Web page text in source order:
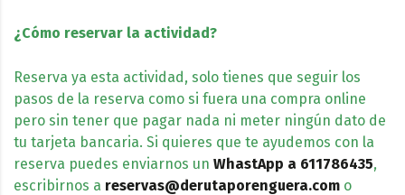
¿Cómo reservar la actividad?
Reserva ya esta actividad, solo tienes que seguir los
pasos de la reserva como si fuera una compra online
pero sin tener que pagar nada ni meter ningún dato de
tu tarjeta bancaria. Si quieres que te ayudemos con la
reserva puedes enviarnos un WhastApp a 611786435,
escribirnos a reservas@derutaporenguera.com o